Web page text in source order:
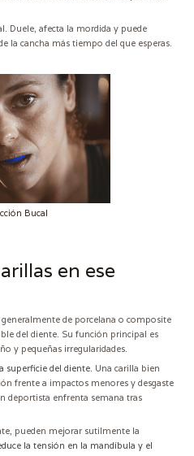
Duele, afecta la mordida y puede
la cancha más tiempo del que esperas.
Bucal
en ese
de porcelana o composite
del diente. Su función principal es
y pequeñas irregularidades.
superficie del diente . Una carilla bien
frente a impactos menores y desgaste
deportista enfrenta semana tras
pueden mejorar sutilmente la
la tensión en la mandíbula y el